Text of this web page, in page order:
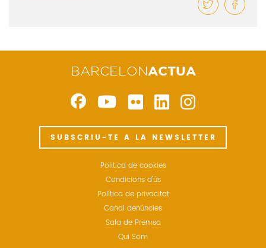
BARCELONACTUA
SUBSCRIU-TE A LA NEWSLETTER
Politica de cookies
Condicions d'ús
Política de privacitat
Canal denúncies
Sala de Premsa
Qui Som